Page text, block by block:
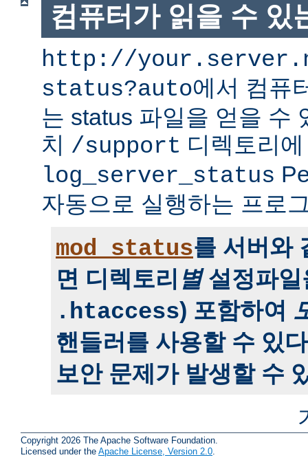
컴퓨터가 읽을 수 있
http://
status?auto에서 컴퓨
는 status 파일을 얻을 수
치 /support 디렉토리
log_server_status
자동으로 실행하는 프로
mod_status를 서버와
면 디렉토리 별설정파일
.htaccess) 포함하여
핸들러를 사용할 수 있
보안 문제가 발생할 수
Copyright 2026 The Apache Software Foundation.
Licensed under the Apache License, Version 2.0.